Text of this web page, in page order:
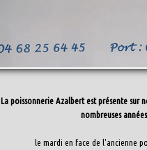
La poissonnerie Azalbert est présente sur
nombreuses
le mardi en face de l'ancienne